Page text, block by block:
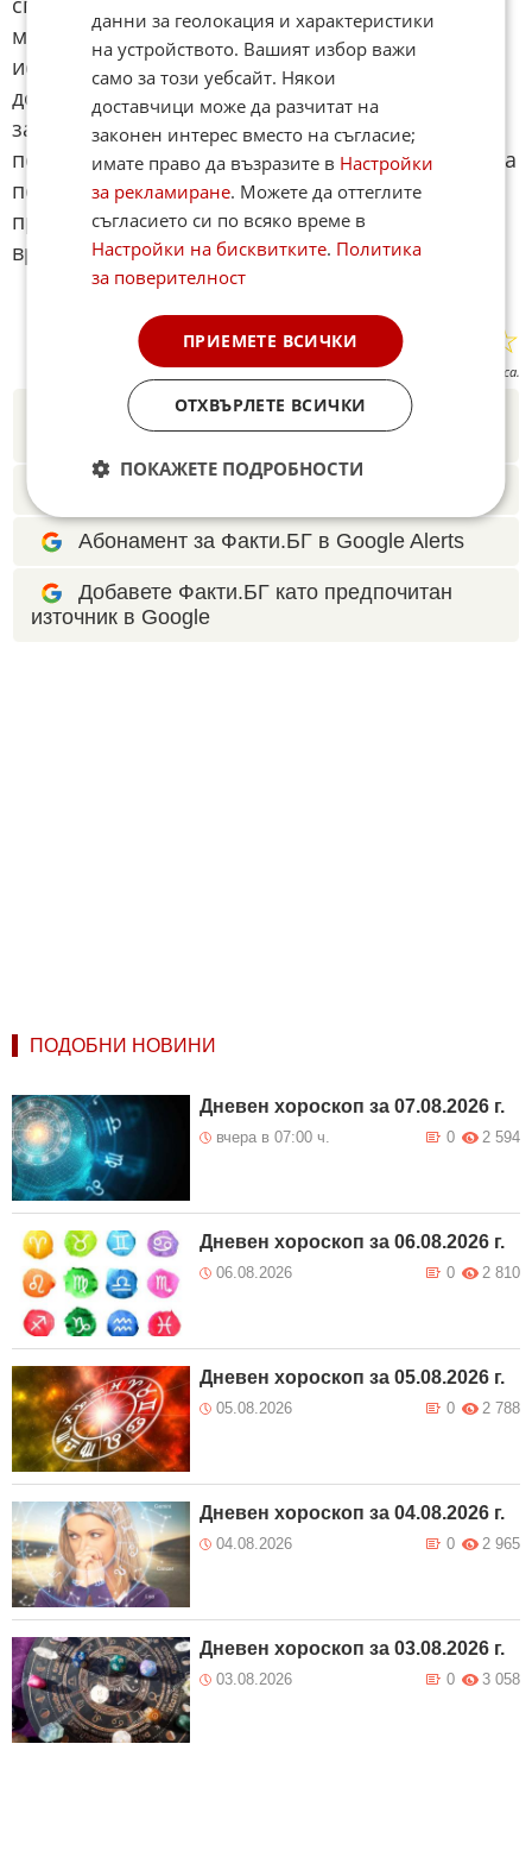
можете да разчитате и кои разговори Ви носят
истинско спокойствие. Денят е подходящ за
довършване на задачи, кратки срещи и грижа
за личния комфорт. Следобедът ще внесе
повече енергия и желание да действате веднага
по тема, която Ви вълнува. Вечерта носи
приятна умора и усещане, че сте използвали
времето си по най-добрия начин.
Поставете оценка: ☆
☆
☆
гласа.
Новините на Fakti.bg – въвFacebook
YouTube,канал Viber,X
Абонамент за Факти.БГ в Google Alerts
Добавете Факти.БГ като предпочитан
източник в Google
ПОДОБНИ НОВИНИ
Дневен хороскоп за 07.08.2026 г.
вчера в 07:00 ч. 2 594
0
Дневен хороскоп за 06.08.2026 г.
06.08.2026 2 810
0
Дневен хороскоп за 05.08.2026 г.
05.08.2026 2 788
0
Дневен хороскоп за 04.08.2026 г.
04.08.2026 2 965
0
Дневен хороскоп за 03.08.2026 г.
03.08.2026 3 058
0
данни за геолокация и характеристики
на устройството. Вашият избор важи
само за този уебсайт. Някои
доставчици може да разчитат на
законен интерес вместо на съгласие;
имате право да възразите в Настройки
за рекламиране. Можете да оттеглите
съгласието си по всяко време в
Настройки на бисквитките. Политика
за поверителност
ПРИЕМЕТЕ ВСИЧКИ
ОТХВЪРЛЕТЕ ВСИЧКИ
ПОКАЖЕТЕ ПОДРОБНОСТИ